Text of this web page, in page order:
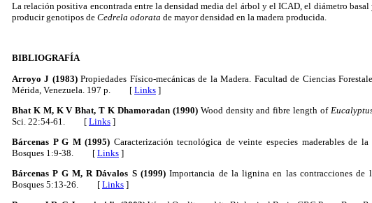
La relación positiva encontrada entre la densidad media del árbol y el ICAD, el diámetro
producir genotipos de Cedrela odorata de mayor densidad en la madera producida.
BIBLIOGRAFÍA
Arroyo J (1983)Propiedades Físico-mecánicas de la Madera. Facultad de Ciencias
Mérida, Venezuela. 197 p. [ Links ]
Bhat K M, K V Bhat, T K Dhamoradan (1990)Wood density and fibre length of
Sci. 22:54-61. [ Links ]
Bárcenas P G M (1995) Caracterización tecnológica de veinte especies maderables de
Bosques 1:9-38. [ Links ]
Bárcenas P G M, R Dávalos S (1999) Importancia de la lignina en las contracciones de
Bosques 5:13-26. [ Links ]